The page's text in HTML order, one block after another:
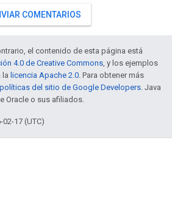
COMENTARIOS
el contenido de esta página está
4.0 de Creative Commons, y los ejemplos
la licencia Apache 2.0. Para obtener más
políticas del sitio de Google Developers. Java
Oracle o sus afiliados.
17 (UTC)